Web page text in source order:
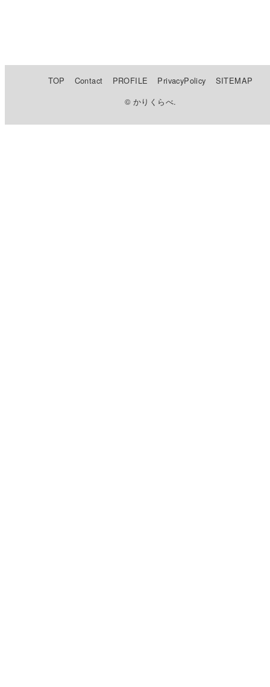
TOP Contact PROFILE PrivacyPolicy
SITEMAP
© かりくらべ.